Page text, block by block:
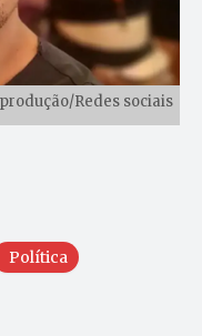
Redes sociais
Política